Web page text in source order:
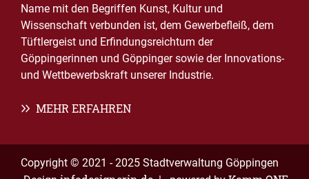
Name mit den Begriffen Kunst, Kultur und
Wissenschaft verbunden ist, dem Gewerbefleiß, dem
Tüftlergeist und Erfindungsreichtum der
Göppingerinnen und Göppinger sowie der Innovations-
und Wettbewerbskraft unserer Industrie.
MEHR ERFAHREN
Copyright © 2021 - 2025 Stadtverwaltung Göppingen